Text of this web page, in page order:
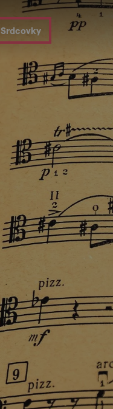
Srdcovky